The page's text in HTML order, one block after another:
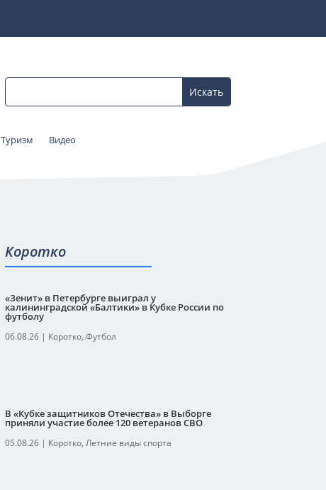
Туризм Видео
Коротко
«Зенит» в Петербурге выиграл у
калининградской «Балтики» в Кубке России по
футболу
06.08.26| Коротко, Футбол
В «Кубке защитников Отечества» в Выборге
приняли участие более 120 ветеранов СВО
05.08.26| Коротко, Летние виды спорта